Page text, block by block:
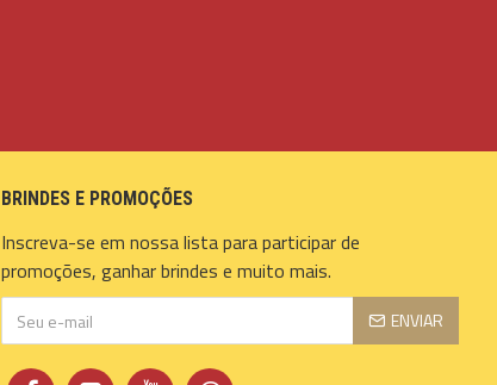
BRINDES E PROMOÇÕES
Inscreva-se em nossa lista para participar de
promoções, ganhar brindes e muito mais.
ENVIAR